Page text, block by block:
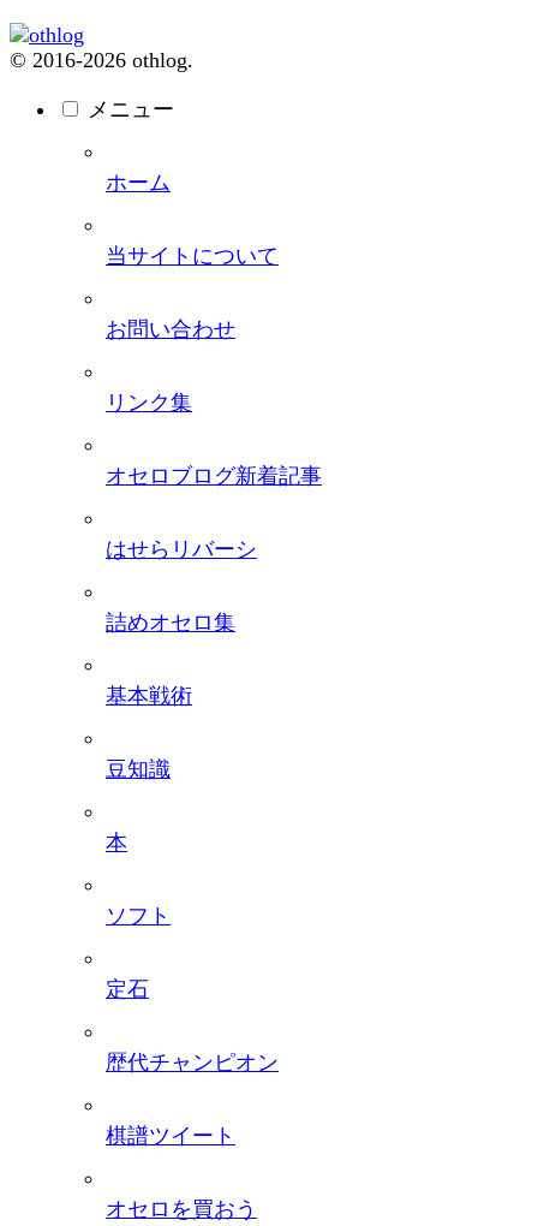
© 2016-2026 othlog.
メニュー
ホーム
当サイトについて
お問い合わせ
リンク集
オセロブログ新着記事
はせらリバーシ
詰めオセロ集
基本戦術
豆知識
本
ソフト
定石
歴代チャンピオン
棋譜ツイート
オセロを買おう